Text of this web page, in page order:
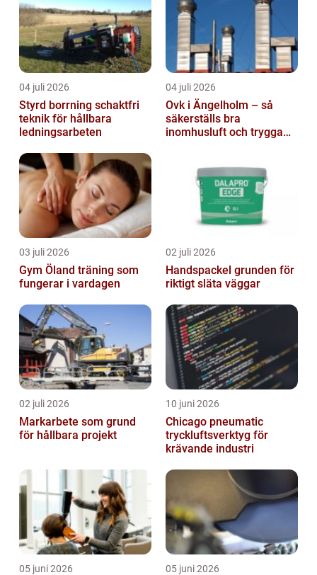
04 juli 2026
Styrd borrning schaktfri
teknik för hållbara
ledningsarbeten
04 juli 2026
Ovk i Ängelholm – så
säkerställs bra
inomhusluft och trygga
03 juli 2026
Gym Öland träning som
fungerar i vardagen
02 juli 2026
Handspackel grunden för
riktigt släta väggar
02 juli 2026
Markarbete som grund
för hållbara projekt
10 juni 2026
Chicago pneumatic
tryckluftsverktyg för
krävande industri
05 juni 2026 05 juni 2026